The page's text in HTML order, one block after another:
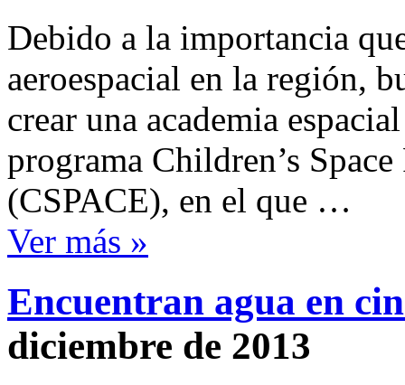
Debido a la importancia
aeroespacial en la región,
crear una academia
programa Children’s
(CSPACE), en el que …
Ver más »
Encuentran agua en
diciembre de 2013